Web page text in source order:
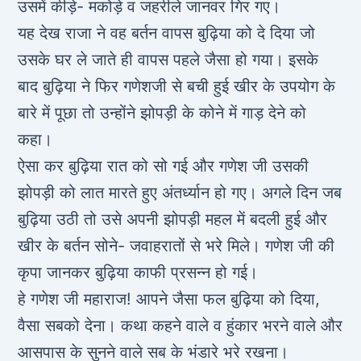
उसमें कीड़े- मकोड़े व जहरीले जानवर गिर गए।
यह देख राजा ने वह बर्तन वापस बुढ़िया को दे दिया जो
उसके घर ले जाते ही वापस पहले जैसा हो गया। इसके
बाद बुढ़िया ने फिर गणेशजी से बची हुई खीर के उपयोग के
बारे में पूछा तो उन्होंने झोपड़ी के कोने में गाड़ देने को
कहा।
ऐसा कर बुढ़िया रात को सो गई और गणेश जी उसकी
झोपड़ी को लात मारते हुए अंतर्ध्यान हो गए। अगले दिन जब
बुढ़िया उठी तो उसे अपनी झोपड़ी महल में बदली हुई और
खीर के बर्तन सोने- जवाहरातों से भरे मिले। गणेश जी की
कृपा जानकर बुढ़िया काफी प्रसन्न हो गई।
हे गणेश जी महाराज! आपने जैसा फल बुढ़िया को दिया,
वैसा सबको देना। कथा कहने वाले व हुंकार भरने वाले और
आसपास के सुनने वाले सब के भंडारे भरे रखना।